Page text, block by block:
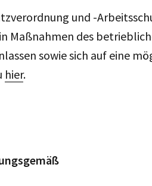
und -
Maßnahmen des
sowie sich auf eine
hier.